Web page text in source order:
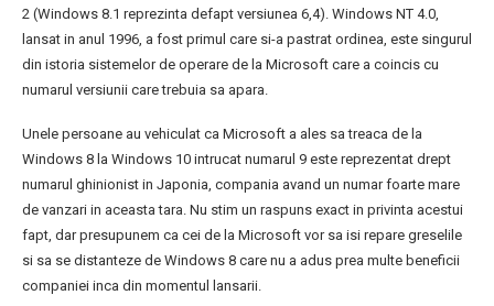
2 (Windows 8.1 reprezinta defapt versiunea 6,4). Windows NT 4.0,
lansat in anul 1996, a fost primul care si-a pastrat ordinea, este singurul
din istoria sistemelor de operare de la Microsoft care a coincis cu
numarul versiunii care trebuia sa apara.
Unele persoane au vehiculat ca Microsoft a ales sa treaca de la
Windows 8 la Windows 10 intrucat numarul 9 este reprezentat drept
numarul ghinionist in Japonia, compania avand un numar foarte mare
de vanzari in aceasta tara. Nu stim un raspuns exact in privinta acestui
fapt, dar presupunem ca cei de la Microsoft vor sa isi repare greselile
si sa se distanteze de Windows 8 care nu a adus prea multe beneficii
companiei inca din momentul lansarii.